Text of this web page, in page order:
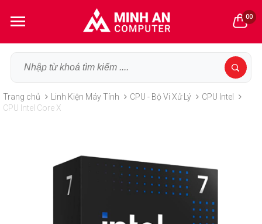
00
Trang chủ Linh Kiện Máy Tính CPU - Bộ Vi Xử Lý
CPU Intel
CPU Intel Core X